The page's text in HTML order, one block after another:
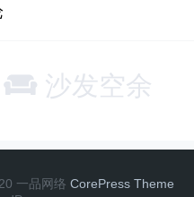
沙发空余
一品网络 CorePress Theme